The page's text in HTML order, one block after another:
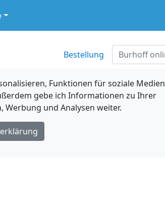
Bestellung
Funktionen für soziale Medien
gebe ich Informationen zu Ihrer
und Analysen weiter.